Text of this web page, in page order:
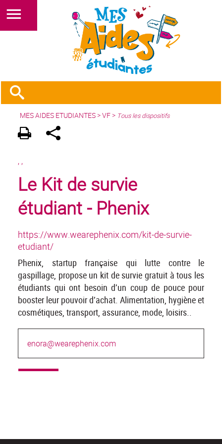
MES AIDES ETUDIANTES>VF> Tous les dispositifs
, ,
Le Kit de survie
étudiant - Phenix
https://www.wearephenix.com/kit-de-survie-
etudiant/
Phenix, startup française qui lutte contre le
gaspillage, propose un kit de survie gratuit à tous les
étudiants qui ont besoin d’un coup de pouce pour
booster leur pouvoir d’achat. Alimentation, hygiène et
cosmétiques, transport, assurance, mode, loisirs..
enora@wearephenix.com